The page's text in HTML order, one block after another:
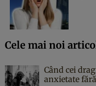
Cele mai noi
Când cei
anxietate